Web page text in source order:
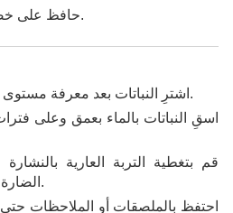
حافظ على خصوصيتك دون توتر.
اشترِ النباتات بعد معرفة مستوى الإضاءة، وليس قبل ذلك.
اسقِ النباتات بالماء بعمق وعلى
قم بتغطية التربة العارية
الضارة وتقلبات درجات الحرارة.
احتفظ بالملصقات أو الملاحظات